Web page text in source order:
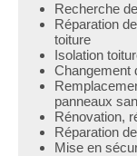
Recherche
Réparation
toiture
Isolation
Changement
panneaux
Rénovation,
Réparation
Mise en